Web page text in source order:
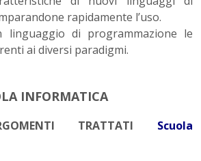
rapidamente l’uso.
linguaggio di programmazione le
ai diversi paradigmi.
INFORMATICA
TRATTATI Scuola